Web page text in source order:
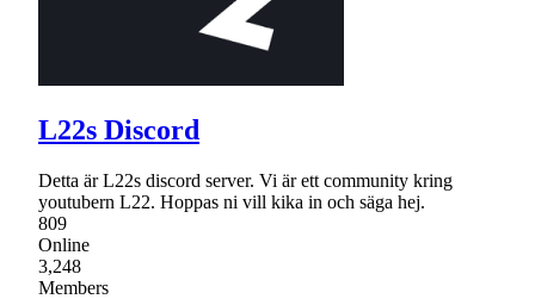
L22s Discord
Detta är L22s discord server. Vi är ett community kring
youtubern L22. Hoppas ni vill kika in och säga hej.
809
Online
3,248
Members